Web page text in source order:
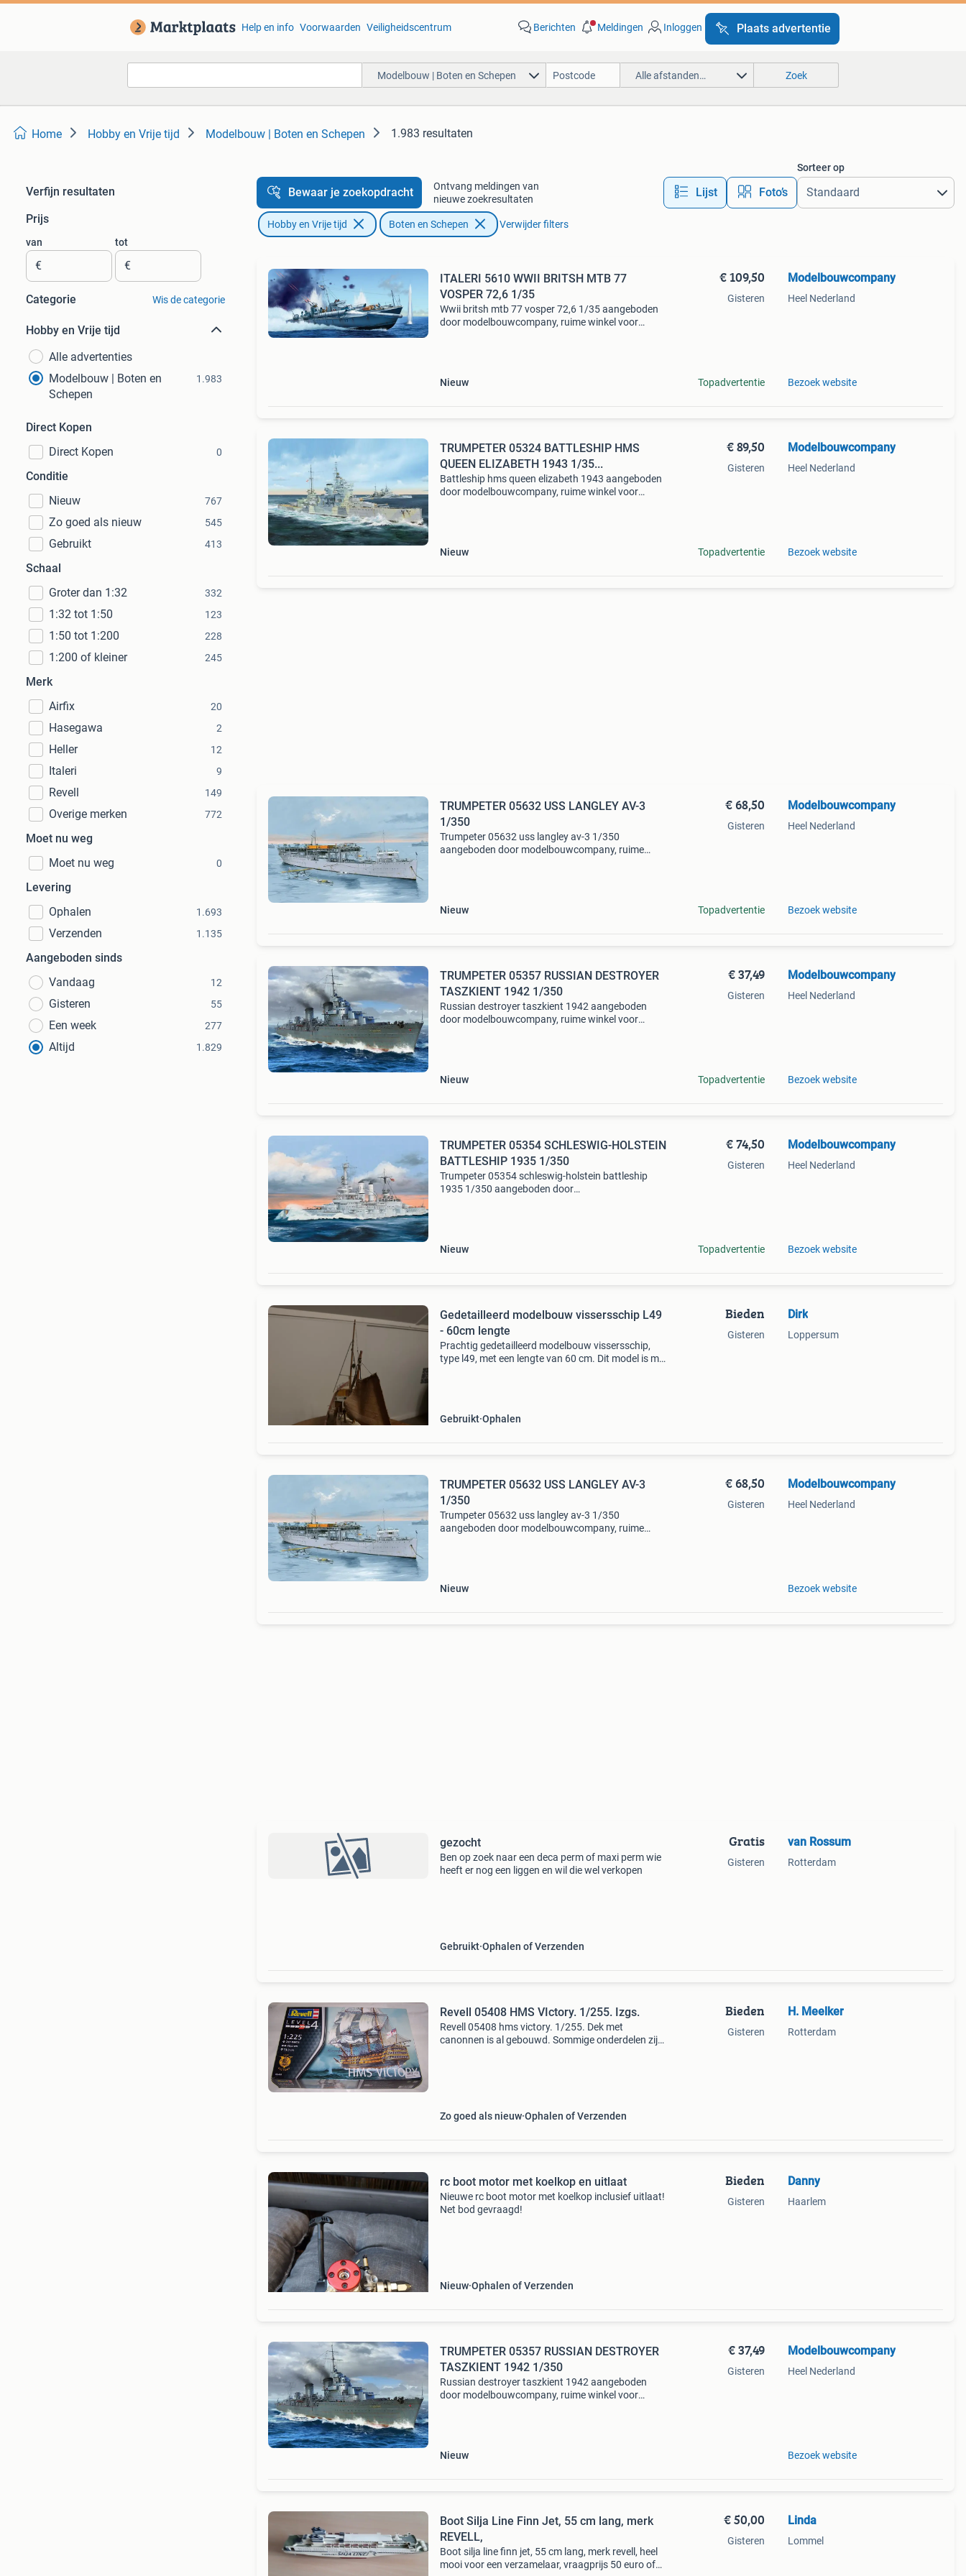
Help en info Voorwaarden Veiligheidscentrum Berichten Meldingen Inloggen Plaats advertentie
Modelbouw | Boten en Schepen Alle afstanden… Zoek
Home Hobby en Vrije tijd Modelbouw | Boten en Schepen 1.983 resultaten
Verfijn resultaten
Prijs
van
€
tot
€
Categorie Wis de categorie
Hobby en Vrije tijd
Alle advertenties
Modelbouw | Boten en
Schepen
1.983
Direct Kopen
Direct Kopen
0
Conditie
Nieuw
767
Zo goed als nieuw 545
Gebruikt 413
Schaal
Groter dan 1:32
332
1:32 tot 1:50 123
1:50 tot 1:200 228
1:200 of kleiner 245
Merk
Airfix
20
Hasegawa 2
Heller 12
Italeri 9
Revell 149
Overige merken 772
Moet nu weg
Moet nu weg
0
Levering
Ophalen
1.693
Verzenden 1.135
Aangeboden sinds
Vandaag
12
Gisteren 55
Een week 277
Altijd 1.829
Bewaar je zoekopdracht
Ontvang meldingen van
nieuwe zoekresultaten
Lijst Foto’s
Sorteer op
Hobby en Vrije tijd Boten en Schepen Verwijder filters
ITALERI 5610 WWII BRITSH MTB 77
VOSPER 72,6 1/35
Wwii britsh mtb 77 vosper 72,6 1/35 aangeboden
door modelbouwcompany, ruime winkel voor
Nieuw
€ 109,50
Gisteren
Topadvertentie
Modelbouwcompany
Heel Nederland
Bezoek website
TRUMPETER 05324 BATTLESHIP HMS
QUEEN ELIZABETH 1943 1/35...
Battleship hms queen elizabeth 1943 aangeboden
door modelbouwcompany, ruime winkel voor
Nieuw
€ 89,50
Gisteren
Topadvertentie
Modelbouwcompany
Heel Nederland
Bezoek website
TRUMPETER 05632 USS LANGLEY AV-3
1/350
Trumpeter 05632 uss langley av-3 1/350
aangeboden door modelbouwcompany, ruime
Nieuw
€ 68,50
Gisteren
Topadvertentie
Modelbouwcompany
Heel Nederland
Bezoek website
TRUMPETER 05357 RUSSIAN DESTROYER
TASZKIENT 1942 1/350
Russian destroyer taszkient 1942 aangeboden
door modelbouwcompany, ruime winkel voor
Nieuw
€ 37,49
Gisteren
Topadvertentie
Modelbouwcompany
Heel Nederland
Bezoek website
TRUMPETER 05354 SCHLESWIG-HOLSTEIN
BATTLESHIP 1935 1/350
Trumpeter 05354 schleswig-holstein battleship
1935 1/350 aangeboden door
Nieuw
€ 74,50
Gisteren
Topadvertentie
Modelbouwcompany
Heel Nederland
Bezoek website
Gedetailleerd modelbouw vissersschip L49
- 60cm lengte
Prachtig gedetailleerd modelbouw vissersschip,
type l49, met een lengte van 60 cm. Dit model is met
Gebruikt Ophalen
Bieden
Gisteren
Dirk
Loppersum
TRUMPETER 05632 USS LANGLEY AV-3
1/350
Trumpeter 05632 uss langley av-3 1/350
aangeboden door modelbouwcompany, ruime
Nieuw
€ 68,50
Gisteren
Modelbouwcompany
Heel Nederland
Bezoek website
gezocht
Ben op zoek naar een deca perm of maxi perm wie
heeft er nog een liggen en wil die wel verkopen
Gebruikt Ophalen of Verzenden
Gratis
Gisteren
van Rossum
Rotterdam
Revell 05408 HMS VIctory. 1/255. Izgs.
Revell 05408 hms victory. 1/255. Dek met
canonnen is al gebouwd. Sommige onderdelen zijn
Zo goed als nieuw Ophalen of Verzenden
Bieden
Gisteren
H. Meelker
Rotterdam
rc boot motor met koelkop en uitlaat
Nieuwe rc boot motor met koelkop inclusief uitlaat!
Net bod gevraagd!
Nieuw Ophalen of Verzenden
Bieden
Gisteren
Danny
Haarlem
TRUMPETER 05357 RUSSIAN DESTROYER
TASZKIENT 1942 1/350
Russian destroyer taszkient 1942 aangeboden
door modelbouwcompany, ruime winkel voor
Nieuw
€ 37,49
Gisteren
Modelbouwcompany
Heel Nederland
Bezoek website
Boot Silja Line Finn Jet, 55 cm lang, merk
REVELL,
Boot silja line finn jet, 55 cm lang, merk revell, heel
mooi voor een verzamelaar, vraagprijs 50 euro of
€ 50,00
Gisteren
Linda
Lommel